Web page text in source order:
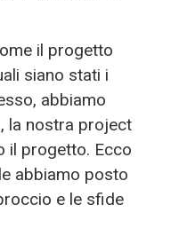
il progetto
siano stati i
abbiamo
, la nostra project
il progetto. Ecco
abbiamo posto
e le sfide